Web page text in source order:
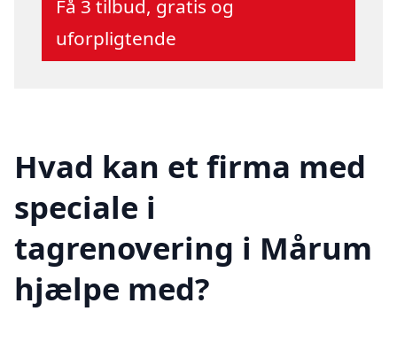
Få 3 tilbud, gratis og
uforpligtende
Hvad kan et firma med
speciale i
tagrenovering i Mårum
hjælpe med?